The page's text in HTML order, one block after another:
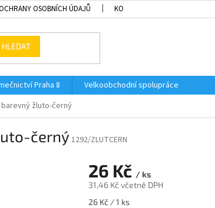
OSOBNÍCH ÚDAJŮ KONTAKT
HLEDAT
Praha 8
Velkoobchodní spolupráce
žluto-černý
černý 1292/ZLUTCERN
26 Kč / ks
31,46 Kč včetně DPH
Měrná
26 Kč / 1 ks